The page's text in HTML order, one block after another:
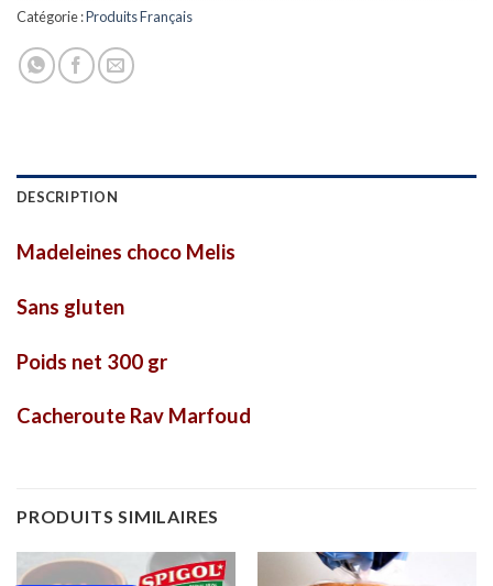
Catégorie :Produits Français
DESCRIPTION
Madeleines choco Melis
Sans gluten
Poids net 300 gr
Cacheroute Rav Marfoud
PRODUITS SIMILAIRES